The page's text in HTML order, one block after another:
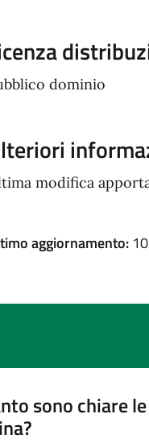
dominio
modifica
aggiornamento:
sono chiare